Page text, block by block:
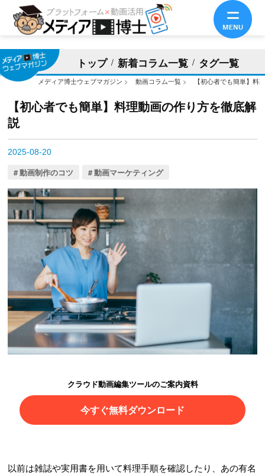
トップ 新着コラム一覧 タグ一覧
メディア博士ウェブマガジン > 動画コラム一覧 > 【初心者でも簡単】料
【初心者でも簡単】料理動画の作り方を徹底解
説
2025-08-20
動画制作のコツ 動画マーケティング
クラウド動画編集ツールのご案内資料
今すぐ無料ダウンロード
以前は雑誌や実用書を用いて料理手順を確認したり、あの有名